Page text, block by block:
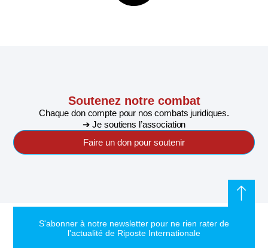
Soutenez notre combat
Chaque don compte pour nos combats juridiques.
➔ Je soutiens l’association
Faire un don pour soutenir
S'abonner à notre newsletter pour ne rien rater de
l'actualité de Riposte Internationale